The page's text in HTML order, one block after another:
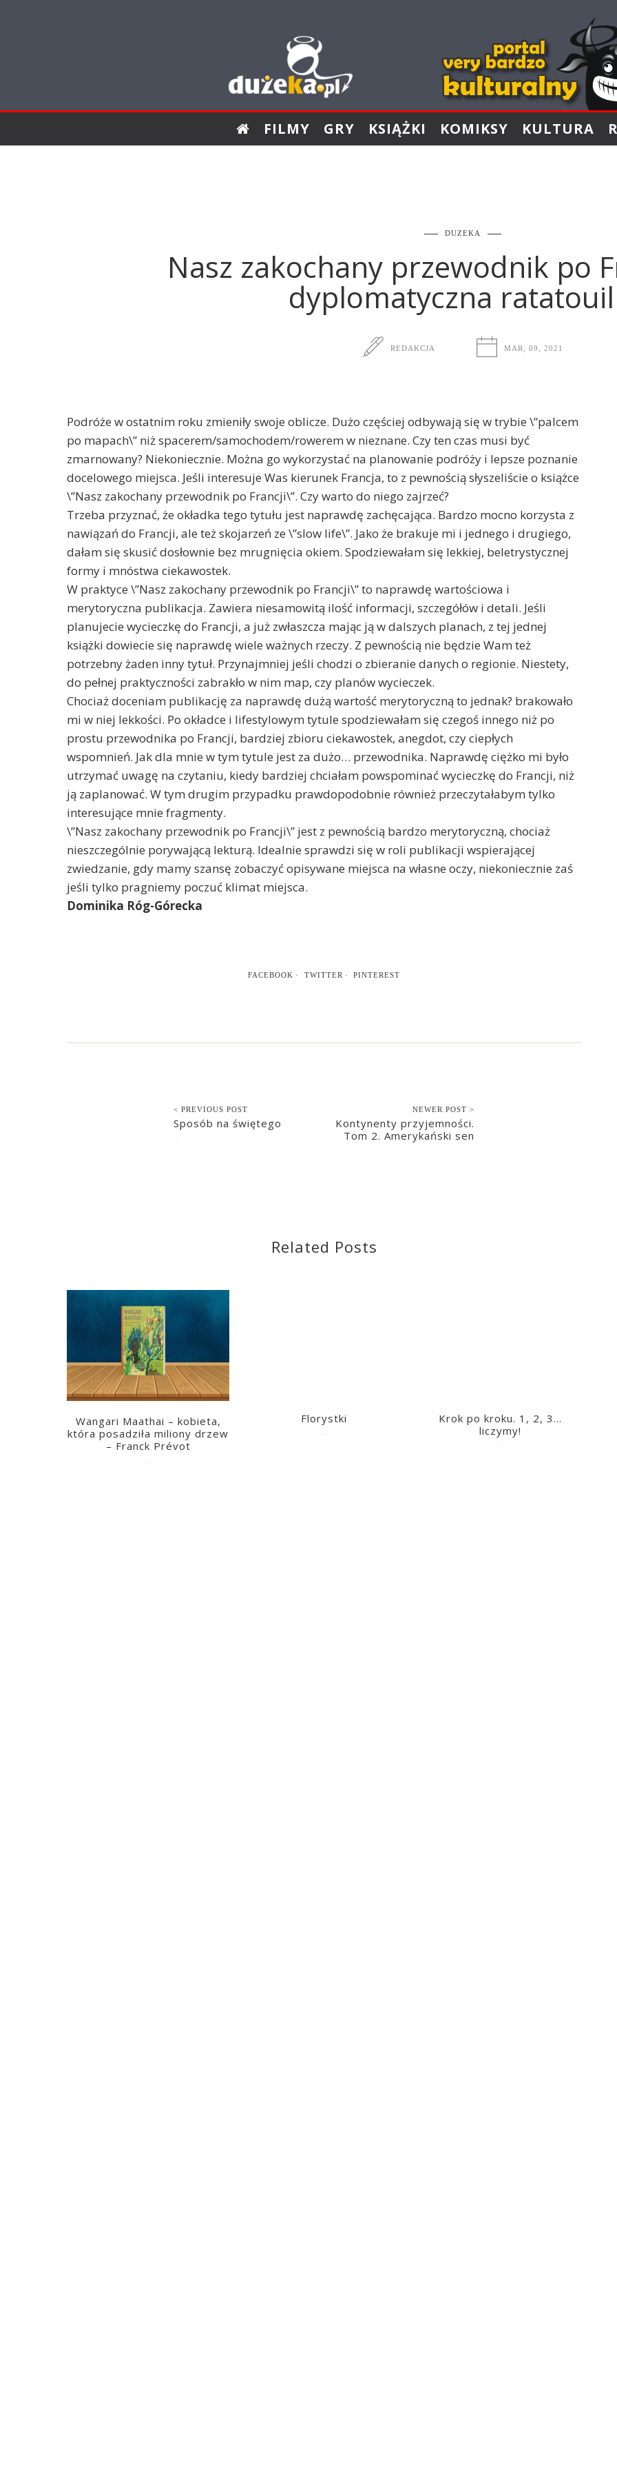
FILMY GRY KSIĄŻKI KOMIKSY KULTURA
DUZEKA
Nasz zakochany przewodnik po
dyplomatyczna
REDAKCJA MAR, 09, 2021
Podróże w ostatnim roku zmieniły swoje oblicze. Dużo częściej odbywają się w trybie \”palcem
po mapach\” niż spacerem/samochodem/rowerem w nieznane. Czy ten czas musi być
zmarnowany? Niekoniecznie. Można go wykorzystać na planowanie podróży i lepsze poznanie
docelowego miejsca. Jeśli interesuje Was kierunek Francja, to z pewnością słyszeliście o książce
\”Nasz zakochany przewodnik po Francji\”. Czy warto do niego zajrzeć?
Trzeba przyznać, że okładka tego tytułu jest naprawdę zachęcająca. Bardzo mocno korzysta z
nawiązań do Francji, ale też skojarzeń ze \”slow life\”. Jako że brakuje mi i jednego i drugiego,
dałam się skusić dosłownie bez mrugnięcia okiem. Spodziewałam się lekkiej, beletrystycznej
formy i mnóstwa ciekawostek.
W praktyce \”Nasz zakochany przewodnik po Francji\” to naprawdę wartościowa i
merytoryczna publikacja. Zawiera niesamowitą ilość informacji, szczegółów i detali. Jeśli
planujecie wycieczkę do Francji, a już zwłaszcza mając ją w dalszych planach, z tej jednej
książki dowiecie się naprawdę wiele ważnych rzeczy. Z pewnością nie będzie Wam też
potrzebny żaden inny tytuł. Przynajmniej jeśli chodzi o zbieranie danych o regionie. Niestety,
do pełnej praktyczności zabrakło w nim map, czy planów wycieczek.
Chociaż doceniam publikację za naprawdę dużą wartość merytoryczną to jednak? brakowało
mi w niej lekkości. Po okładce i lifestylowym tytule spodziewałam się czegoś innego niż po
prostu przewodnika po Francji, bardziej zbioru ciekawostek, anegdot, czy ciepłych
wspomnień. Jak dla mnie w tym tytule jest za dużo… przewodnika. Naprawdę ciężko mi było
utrzymać uwagę na czytaniu, kiedy bardziej chciałam powspominać wycieczkę do Francji, niż
ją zaplanować. W tym drugim przypadku prawdopodobnie również przeczytałabym tylko
interesujące mnie fragmenty.
\”Nasz zakochany przewodnik po Francji\” jest z pewnością bardzo merytoryczną, chociaż
nieszczególnie porywającą lekturą. Idealnie sprawdzi się w roli publikacji wspierającej
zwiedzanie, gdy mamy szansę zobaczyć opisywane miejsca na własne oczy, niekoniecznie zaś
jeśli tylko pragniemy poczuć klimat miejsca.
Dominika Róg-Górecka
FACEBOOK TWITTER PINTEREST
< PREVIOUS POST
Sposób na świętego
NEWER POST >
Kontynenty przyjemności.
Tom 2. Amerykański sen
Related Posts
Wangari Maathai – kobieta,
która posadziła miliony drzew
– Franck Prévot
Florystki
Krok po kroku. 1, 2, 3…
liczymy!